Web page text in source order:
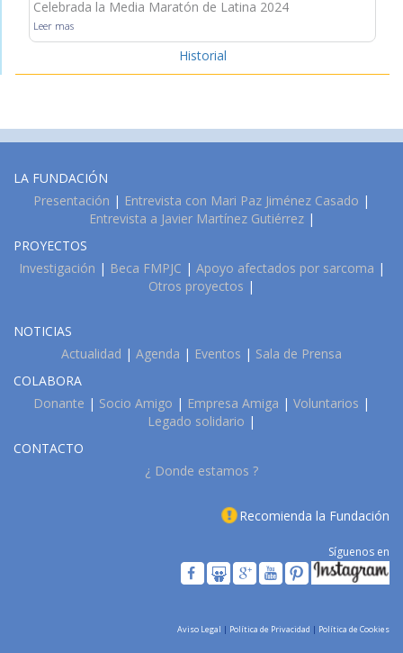
Celebrada la Media Maratón de Latina 2024
Leer mas
Historial
LA FUNDACIÓN
Presentación | Entrevista con Mari Paz Jiménez Casado |
Entrevista a Javier Martínez Gutiérrez|
PROYECTOS
Investigación | Beca FMPJC | Apoyo afectados por sarcoma |
Otros proyectos |
NOTICIAS
Actualidad | Agenda | Eventos | Sala de Prensa
COLABORA
Donante | Socio Amigo | Empresa Amiga | Voluntarios |
Legado solidario |
CONTACTO
¿ Donde estamos ?
Recomienda la Fundación
Síguenos en
Aviso Legal | Política de Privacidad | Política de Cookies